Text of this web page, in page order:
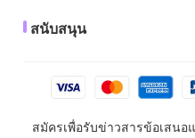
สนับสนุน
สมัครเพื่อรับข่าวสารข้อเสนอ